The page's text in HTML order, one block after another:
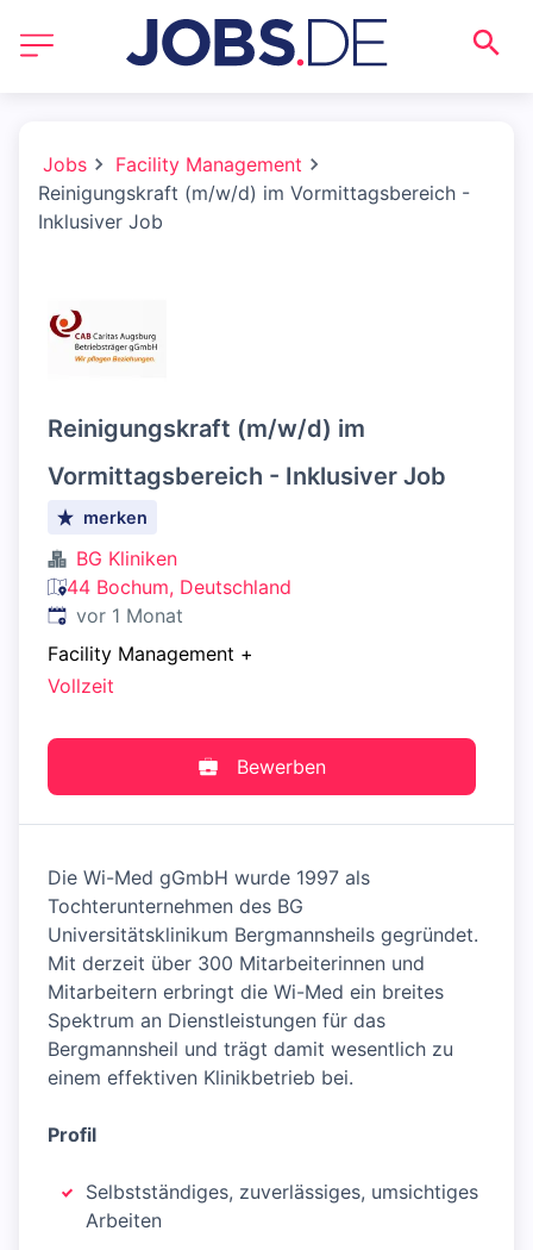
Jobs
Facility Management
Reinigungskraft (m/w/d) im Vormittagsbereich -
Inklusiver Job
Reinigungskraft (m/w/d) im
Vormittagsbereich - Inklusiver Job
merken
BG Kliniken
44 Bochum, Deutschland
Veröffentlicht:
vor 1 Monat
Facility Management +
Vollzeit
Bewerben
Die Wi-Med gGmbH wurde 1997 als
Tochterunternehmen des BG
Universitätsklinikum Bergmannsheils gegründet.
Mit derzeit über 300 Mitarbeiterinnen und
Mitarbeitern erbringt die Wi-Med ein breites
Spektrum an Dienstleistungen für das
Bergmannsheil und trägt damit wesentlich zu
einem effektiven Klinikbetrieb bei.
Profil
Selbstständiges, zuverlässiges, umsichtiges
Arbeiten